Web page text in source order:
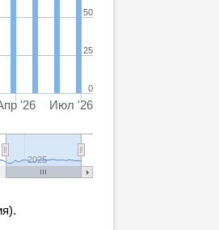
'26 Июл '26
2025
0
25
50